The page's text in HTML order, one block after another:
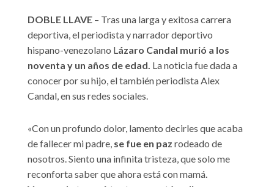
DOBLE LLAVE – Tras una larga y exitosa carrera
deportiva, el periodista y narrador deportivo
hispano-venezolano Lázaro Candal murió a los
noventa y un años de edad. La noticia fue dada a
conocer por su hijo, el también periodista Alex
Candal, en sus redes sociales.
«Con un profundo dolor, lamento decirles que acaba
de fallecer mi padre, se fue en paz rodeado de
nosotros. Siento una infinita tristeza, que solo me
reconforta saber que ahora está con mamá.